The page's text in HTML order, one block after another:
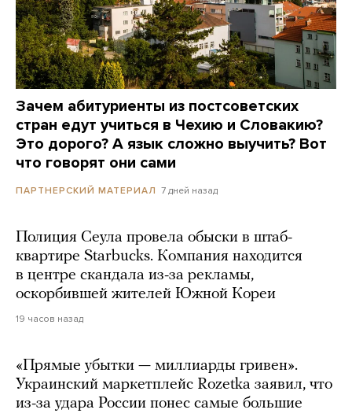
Зачем абитуриенты из постсоветских
стран едут учиться в Чехию и Словакию?
Это дорого? А язык сложно выучить? Вот
что говорят они сами
ПАРТНЕРСКИЙ МАТЕРИАЛ 7 дней назад
Полиция Сеула провела обыски в штаб-
квартире Starbucks. Компания находится
в центре скандала из-за рекламы,
оскорбившей жителей Южной Кореи
19 часов назад
«Прямые убытки — миллиарды гривен».
Украинский маркетплейс Rozetka заявил, что
из-за удара России понес самые большие